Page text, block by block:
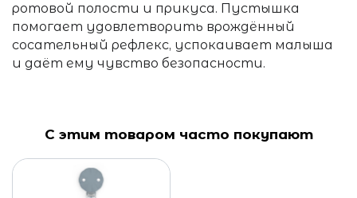
ротовой полости и прикуса. Пустышка
помогает удовлетворить врождённый
сосательный рефлекс, успокаивает малыша
и даёт ему чувство безопасности.
С этим товаром часто покупают